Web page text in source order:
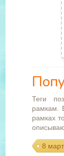
Теги
рамкам.
рамках
8